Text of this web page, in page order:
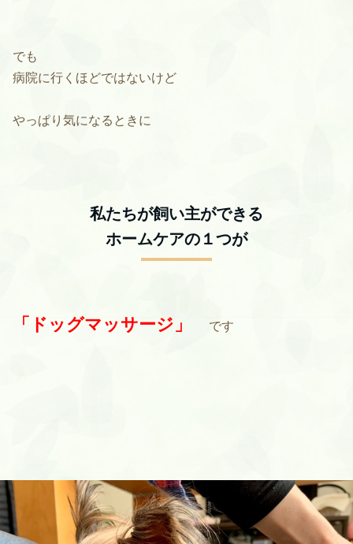
でも
病院に行くほどではないけど
やっぱり気になるときに
私たちが飼い主ができる
ホームケアの１つが
「ドッグマッサージ」 です